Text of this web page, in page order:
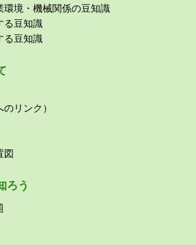
環境・機械関係の⾖知識
る⾖知識
る⾖知識
リンク）
図
ろう